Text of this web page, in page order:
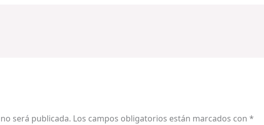
será publicada. Los campos obligatorios están marcados con *